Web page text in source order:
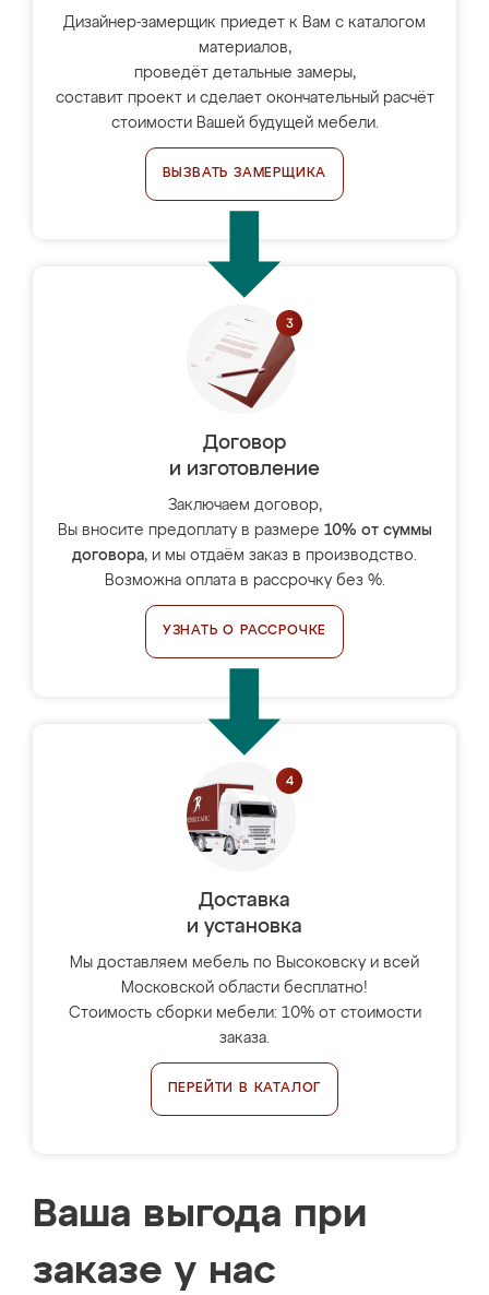
Дизайнер-замерщик приедет к Вам с каталогом
материалов,
проведёт детальные замеры,
составит проект и сделает окончательный расчёт
стоимости Вашей будущей мебели.
ВЫЗВАТЬ ЗАМЕРЩИКА
Договор
и изготовление
Заключаем договор,
Вы вносите предоплату в размере 10% от суммы
договора, и мы отдаём заказ в производство.
Возможна оплата в рассрочку без %.
УЗНАТЬ О РАССРОЧКЕ
Доставка
и установка
Мы доставляем мебель по Высоковску и всей
Московской области бесплатно!
Стоимость сборки мебели: 10% от стоимости
заказа.
ПЕРЕЙТИ В КАТАЛОГ
Ваша выгода при
заказе у нас